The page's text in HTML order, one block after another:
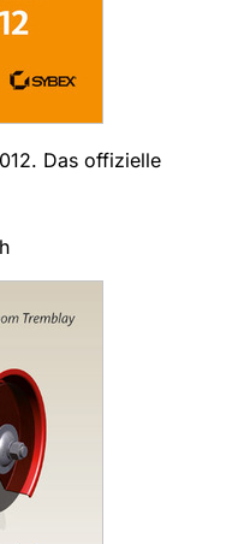
Das offizielle